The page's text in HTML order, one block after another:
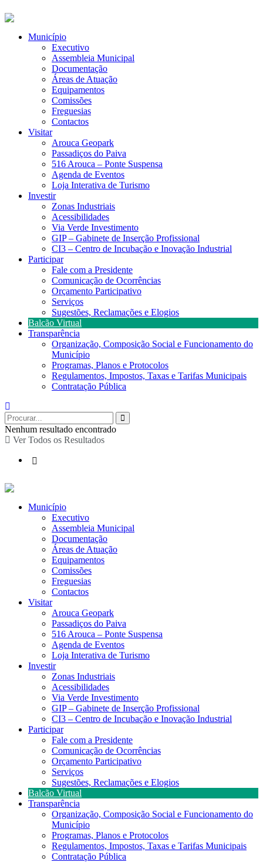
Município
Executivo
Assembleia Municipal
Documentação
Áreas de Atuação
Equipamentos
Comissões
Freguesias
Contactos
Visitar
Arouca Geopark
Passadiços do Paiva
516 Arouca – Ponte Suspensa
Agenda de Eventos
Loja Interativa de Turismo
Investir
Zonas Industriais
Acessibilidades
Via Verde Investimento
GIP – Gabinete de Inserção Profissional
CI3 – Centro de Incubação e Inovação Industrial
Participar
Fale com a Presidente
Comunicação de Ocorrências
Orçamento Participativo
Serviços
Sugestões, Reclamações e Elogios
Balcão Virtual
Transparência
Organização, Composição Social e Funcionamento do
Município
Programas, Planos e Protocolos
Regulamentos, Impostos, Taxas e Tarifas Municipais
Contratação Pública
Nenhum resultado encontrado
Ver Todos os Resultados
Município
Executivo
Assembleia Municipal
Documentação
Áreas de Atuação
Equipamentos
Comissões
Freguesias
Contactos
Visitar
Arouca Geopark
Passadiços do Paiva
516 Arouca – Ponte Suspensa
Agenda de Eventos
Loja Interativa de Turismo
Investir
Zonas Industriais
Acessibilidades
Via Verde Investimento
GIP – Gabinete de Inserção Profissional
CI3 – Centro de Incubação e Inovação Industrial
Participar
Fale com a Presidente
Comunicação de Ocorrências
Orçamento Participativo
Serviços
Sugestões, Reclamações e Elogios
Balcão Virtual
Transparência
Organização, Composição Social e Funcionamento do
Município
Programas, Planos e Protocolos
Regulamentos, Impostos, Taxas e Tarifas Municipais
Contratação Pública